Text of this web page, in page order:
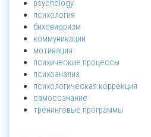
psychology
психология
бихевиоризм
коммуникации
мотивация
психические процессы
психоанализ
психологическая коррекция
самосознание
тренинговые программы